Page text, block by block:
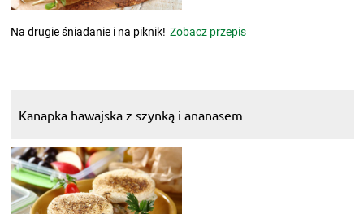
Na drugie śniadanie i na piknik! Zobacz przepis
Kanapka hawajska z szynką i ananasem